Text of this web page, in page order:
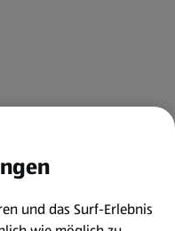
und das Surf-Erlebnis